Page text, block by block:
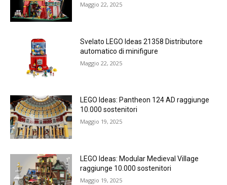
Maggio 22, 2025
Svelato LEGO Ideas 21358 Distributore
automatico di minifigure
Maggio 22, 2025
LEGO Ideas: Pantheon 124 AD raggiunge
10.000 sostenitori
Maggio 19, 2025
LEGO Ideas: Modular Medieval Village
raggiunge 10.000 sostenitori
Maggio 19, 2025